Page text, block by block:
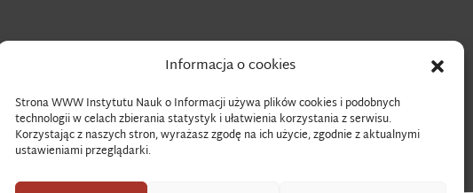
Informacja o cookies
Strona WWW Instytutu Nauk o Informacji używa plików cookies i podobnych
technologii w celach zbierania statystyk i ułatwienia korzystania z serwisu.
Korzystając z naszych stron, wyrażasz zgodę na ich użycie, zgodnie z aktualnymi
ustawieniami przeglądarki.